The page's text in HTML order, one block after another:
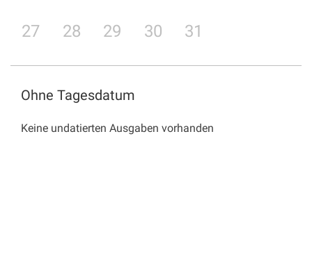
27 28 29 30 31
Ohne Tagesdatum
Keine undatierten Ausgaben vorhanden